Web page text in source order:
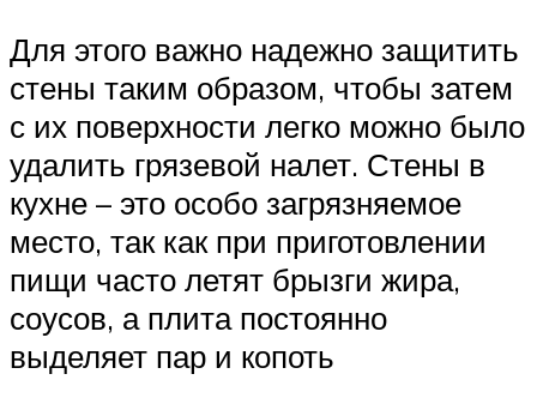
Для этого важно надежно защитить
стены таким образом, чтобы затем
с их поверхности легко можно было
удалить грязевой налет. Стены в
кухне – это особо загрязняемое
место, так как при приготовлении
пищи часто летят брызги жира,
соусов, а плита постоянно
выделяет пар и копоть